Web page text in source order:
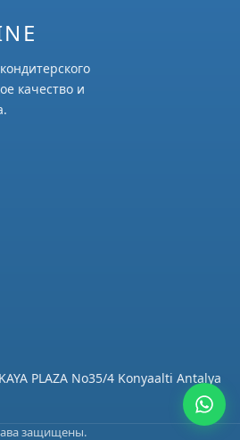
качество и
PLAZA No35/4 Konyaalti Antalya
защищены.